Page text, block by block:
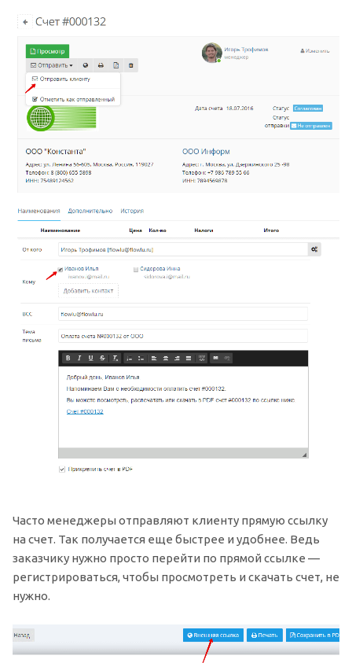
Часто менеджеры отправляют клиенту прямую ссылку
на счет. Так получается еще быстрее и удобнее. Ведь
заказчику нужно просто перейти по прямой ссылке —
регистрироваться, чтобы просмотреть и скачать счет, не
нужно.